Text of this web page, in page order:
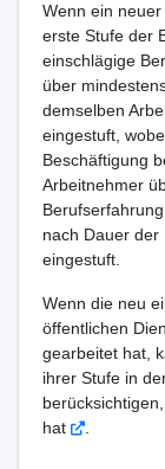
Wenn ein
erste Stufe der
einschlägige
über
demselben
eingestuft,
Beschäftigung
Arbeitnehmer
nach Dauer der
eingestuft.
Wenn die neu
öffentlichen
gearbeitet hat,
ihrer Stufe in
hat
.